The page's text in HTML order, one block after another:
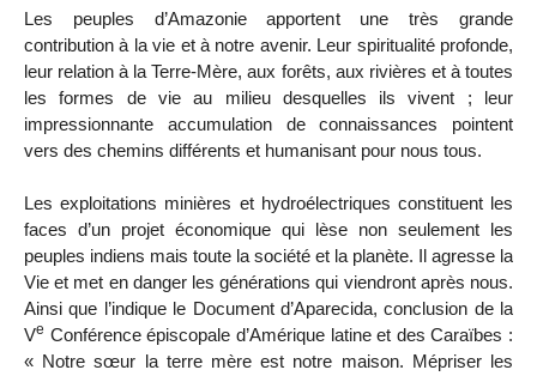
Les peuples d’Amazonie apportent une très grande
contribution à la vie et à notre avenir. Leur spiritualité profonde,
leur relation à la Terre-Mère, aux forêts, aux rivières et à toutes
les formes de vie au milieu desquelles ils vivent ; leur
impressionnante accumulation de connaissances pointent
vers des chemins différents et humanisant pour nous tous.
Les exploitations minières et hydroélectriques constituent les
faces d’un projet économique qui lèse non seulement les
peuples indiens mais toute la société et la planète. Il agresse la
Vie et met en danger les générations qui viendront après nous.
Ainsi que l’indique le Document d’Aparecida, conclusion de la
Ve Conférence épiscopale d’Amérique latine et des Caraïbes :
« Notre sœur la terre mère est notre maison. Mépriser les